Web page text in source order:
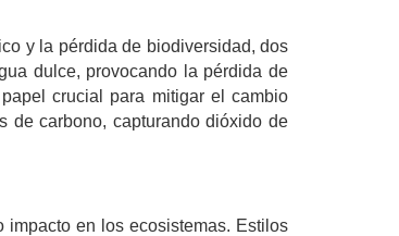
y la pérdida de biodiversidad, dos
dulce, provocando la pérdida de
crucial para mitigar el cambio
de carbono, capturando dióxido de
impacto en los ecosistemas. Estilos